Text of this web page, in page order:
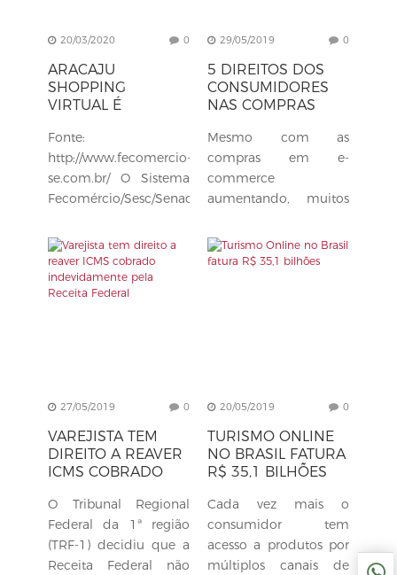
20/03/2020 0
ARACAJU
SHOPPING
VIRTUAL É
RESULTADOS
Fonte:
http://www.fecomercio-
se.com.br/ O Sistema
Fecomércio/Sesc/Senac
buscado
oportunidades de
promover as empresas
do setor terciário de
29/05/2019 0
5 DIREITOS DOS
CONSUMIDORES
NAS COMPRAS
Mesmo com as
compras em e-
commerce
aumentando, muitos
têm dúvidas em
relação aos seus
27/05/2019 0
VAREJISTA TEM
DIREITO A REAVER
ICMS COBRADO
PELA RECEITA
FEDERAL
O Tribunal Regional
Federal da 1ª região
(TRF-1) decidiu que a
Receita Federal não
20/05/2019 0
TURISMO ONLINE
NO BRASIL FATURA
R$ 35,1 BILHÕES
Cada vez mais o
consumidor tem
acesso a produtos por
múltiplos canais de